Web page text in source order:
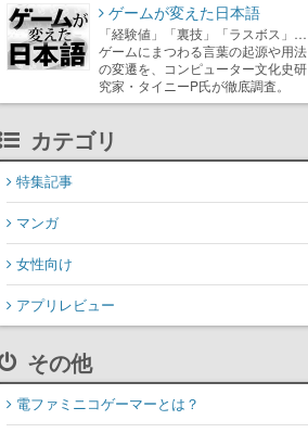
ゲームが変えた日本語
「経験値」「裏技」「ラスボス」…
ゲームにまつわる言葉の起源や用法
の変遷を、コンピューター文化史研
究家・タイニーP氏が徹底調査。
カテゴリ
特集記事
マンガ
女性向け
アプリレビュー
その他
電ファミニコゲーマーとは？